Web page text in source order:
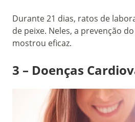
Durante 21 dias, ratos de
de peixe. Neles, a prevenção
mostrou eficaz.
3 – Doenças